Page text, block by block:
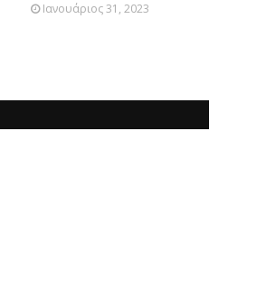
Ιανουάριος 31, 2023